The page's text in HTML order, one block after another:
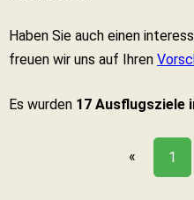
Haben Sie auch einen
freuen wir uns auf Ihren
Es wurden 17 Ausflugsziele
« 1